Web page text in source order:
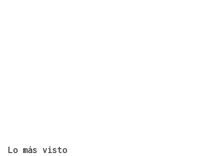
Lo más visto